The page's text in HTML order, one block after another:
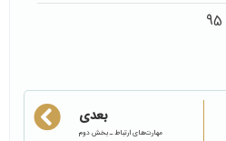
بعدی
مهارت‌های ارتباط ـ بخش دوم